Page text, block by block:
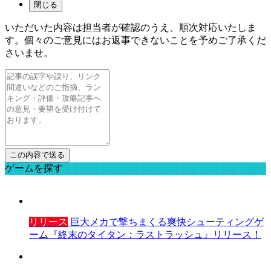
閉じる
いただいた内容は担当者が確認のうえ、順次対応いたしま
す。個々のご意見にはお返事できないことを予めご了承くだ
さいませ。
ゲームを探す
リリース 巨大メカで撃ちまくる爽快シューティングゲ
ーム『終末のタイタン：ラストラッシュ』リリース！